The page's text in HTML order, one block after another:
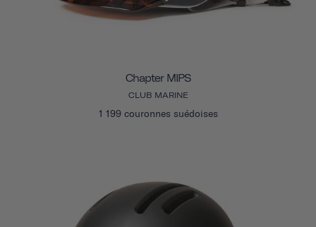
Chapter MIPS
CLUB MARINE
1 199 couronnes suédoises